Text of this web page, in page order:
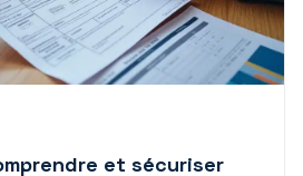
et sécuriser